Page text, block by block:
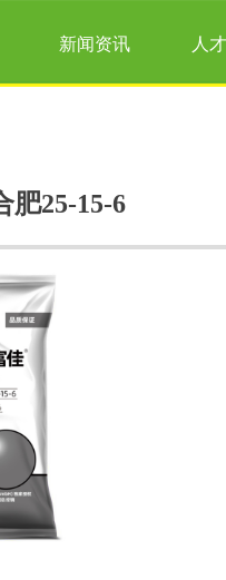
新闻资讯 人
肥25-15-6